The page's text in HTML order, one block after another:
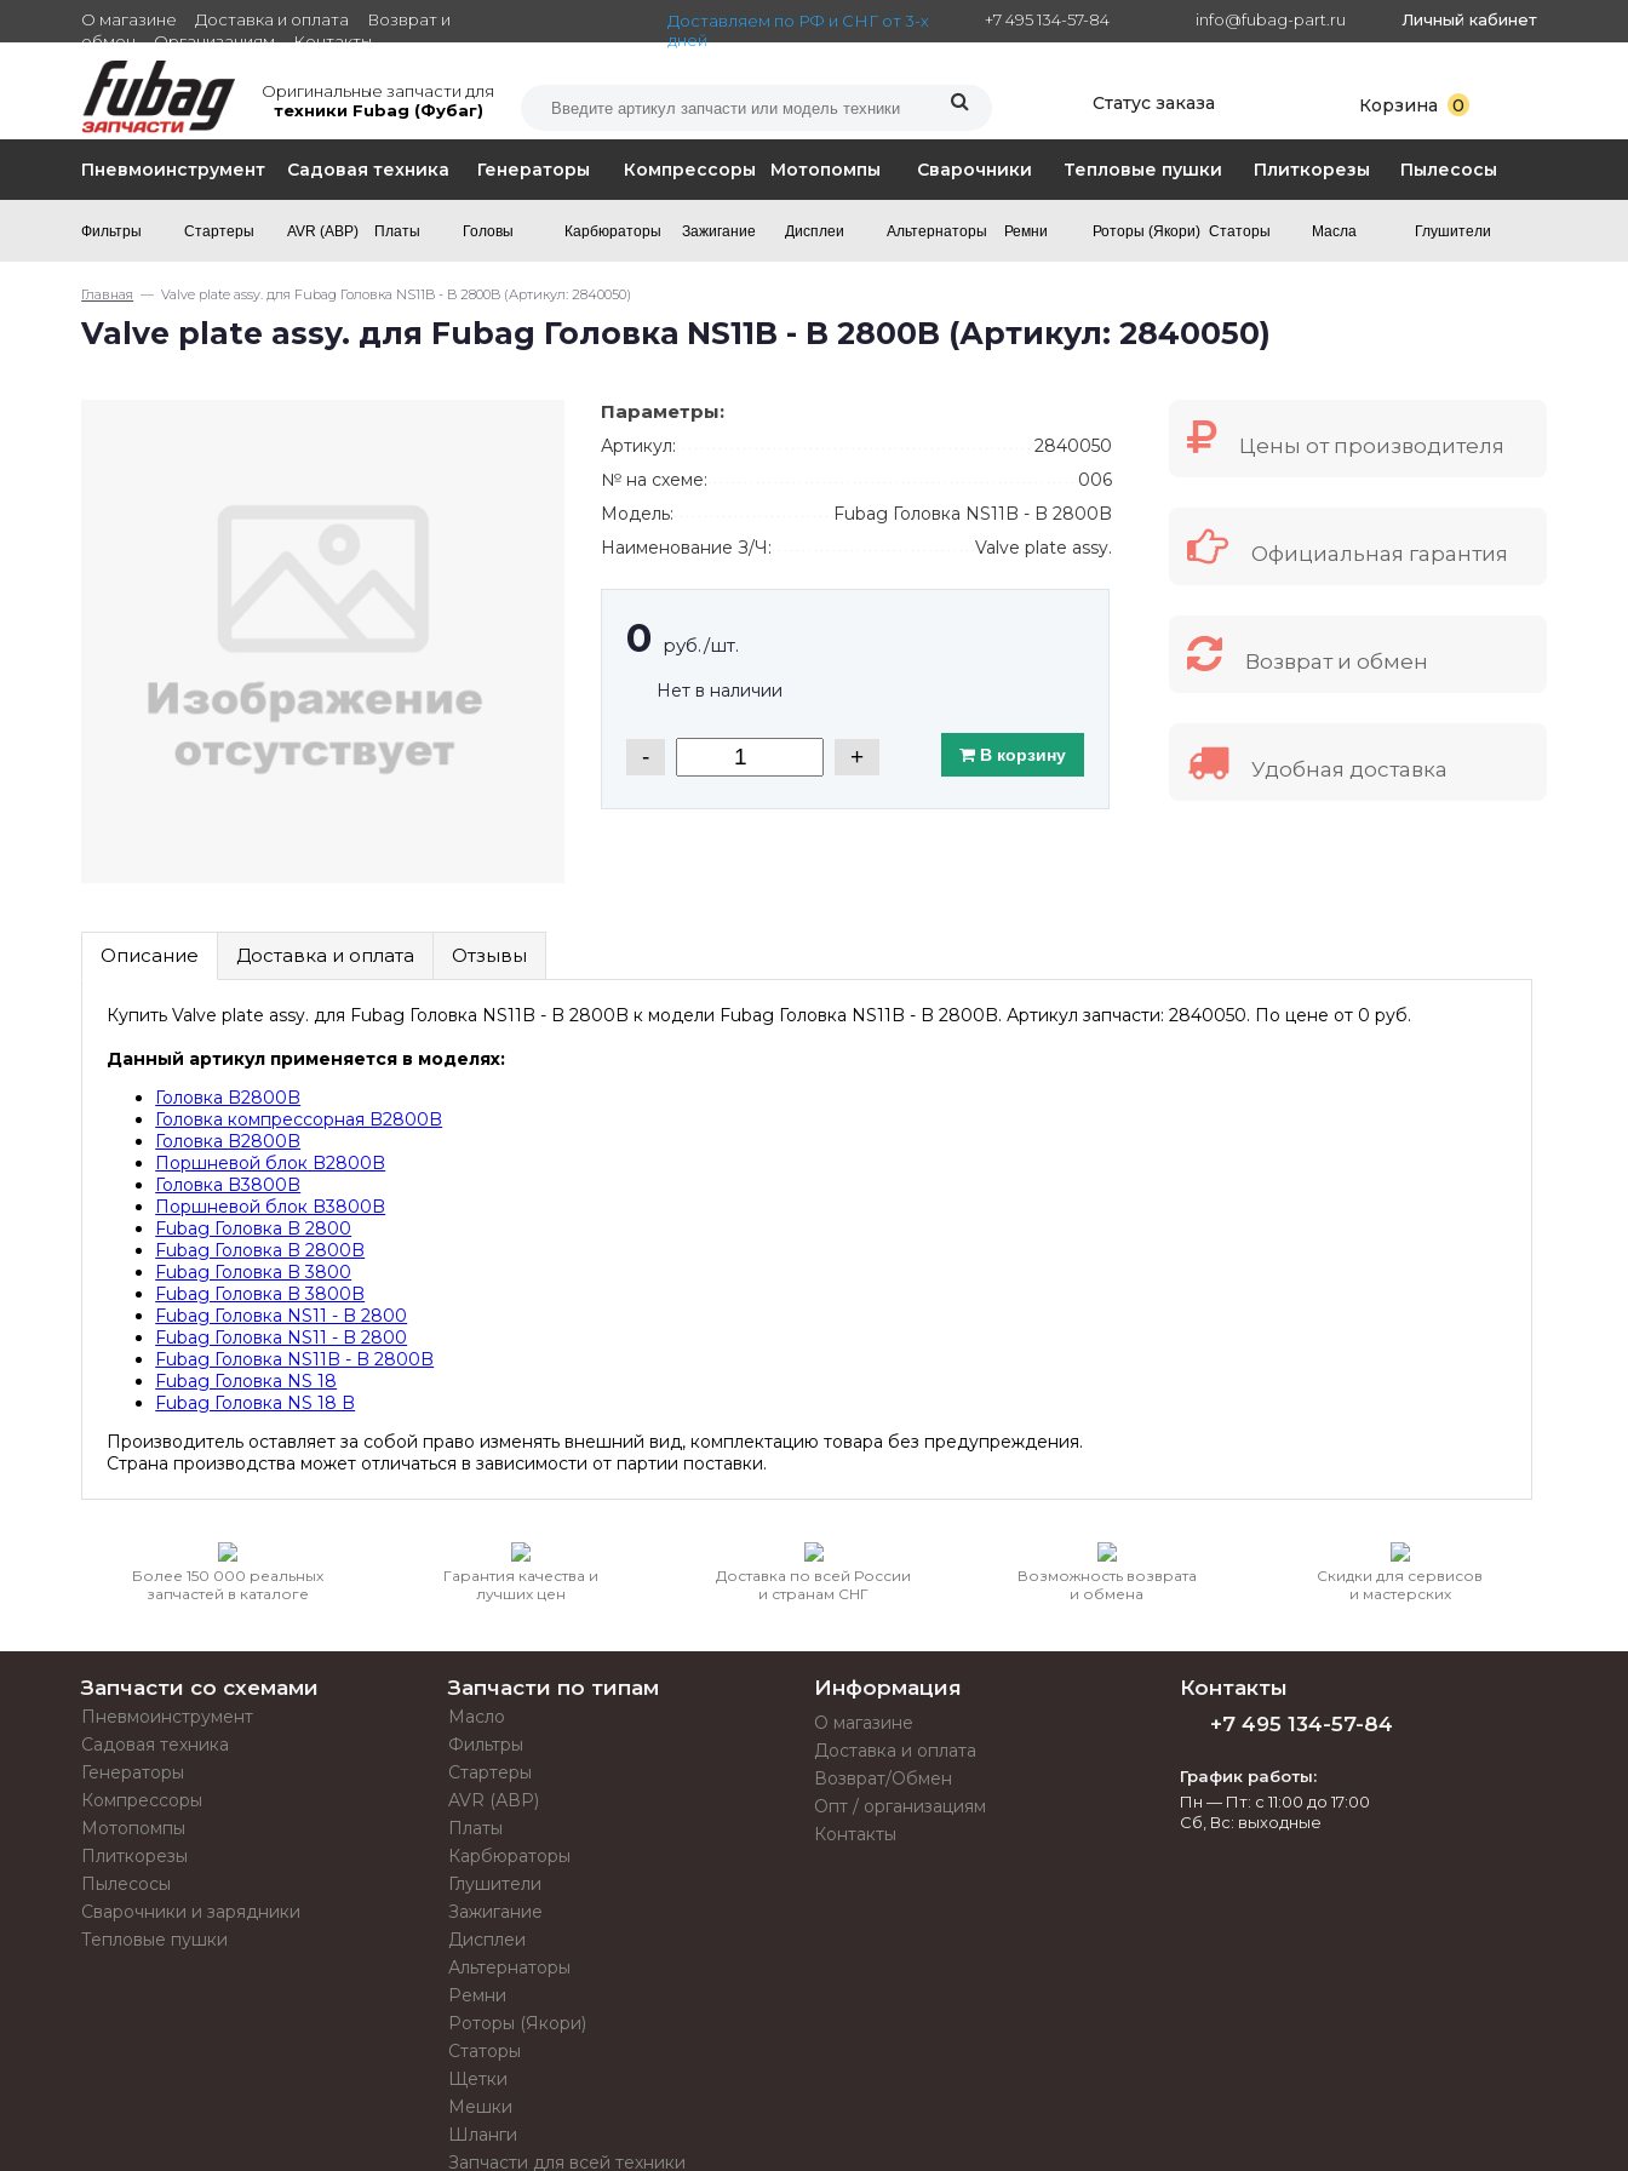
О магазине Доставка и оплата
Возврат и
обмен
Организациям Контакты
Доставляем по РФ и СНГ от 3-х
дней
+7 495 134-57-84 info@fubag-part.ru Личный кабинет
Оригинальные запчасти для
техники Fubag (Фубаг)
Статус заказа Корзина 0
Пневмоинструмент Садовая техника Генераторы Компрессоры Мотопомпы Сварочники Тепловые пушки Плиткорезы Пылесосы
Фильтры Стартеры AVR (АВР) Платы Головы Карбюраторы Зажигание Дисплеи Альтернаторы Ремни Роторы (Якори) Статоры Масла Глушители
Главная — Valve plate assy. для Fubag Головка NS11B - B 2800B (Артикул: 2840050)
Valve plate assy. для Fubag Головка NS11B - B 2800B (Артикул: 2840050)
Параметры:
Артикул:
2840050
№ на схеме:
006
Модель:
Fubag Головка NS11B - B 2800B
Наименование З/Ч:
Valve plate assy.
0 руб./шт.
Нет в наличии
- + В корзину
Цены от производителя
Официальная гарантия
Возврат и обмен
Удобная доставка
Описание Доставка и оплата Отзывы
Купить Valve plate assy. для Fubag Головка NS11B - B 2800B к модели Fubag Головка NS11B - B 2800B. Артикул запчасти: 2840050. По цене от 0 руб.
Данный артикул применяется в моделях:
Головка B2800B
Головка компрессорная B2800B
Головка B2800B
Поршневой блок B2800B
Головка B3800B
Поршневой блок B3800B
Fubag Головка B 2800
Fubag Головка B 2800B
Fubag Головка B 3800
Fubag Головка B 3800B
Fubag Головка NS11 - B 2800
Fubag Головка NS11 - B 2800
Fubag Головка NS11B - B 2800B
Fubag Головка NS 18
Fubag Головка NS 18 B
Производитель оставляет за собой право изменять внешний вид, комплектацию товара без предупреждения.
Страна производства может отличаться в зависимости от партии поставки.
Более 150 000 реальных
запчастей в каталоге
Гарантия качества и
лучших цен
Доставка по всей России
и странам СНГ
Возможность возврата
и обмена
Скидки для сервисов
и мастерских
Запчасти со схемами
Пневмоинструмент
Садовая техника
Генераторы
Компрессоры
Мотопомпы
Плиткорезы
Пылесосы
Сварочники и зарядники
Тепловые пушки
Запчасти по типам
Масло
Фильтры
Стартеры
AVR (АВР)
Платы
Карбюраторы
Глушители
Зажигание
Дисплеи
Альтернаторы
Ремни
Роторы (Якори)
Статоры
Щетки
Мешки
Шланги
Запчасти для всей техники
Информация
О магазине
Доставка и оплата
Возврат/Обмен
Опт / организациям
Контакты
Контакты
+7 495 134-57-84
График работы:
Пн — Пт: с 11:00 до 17:00
Сб, Вс: выходные